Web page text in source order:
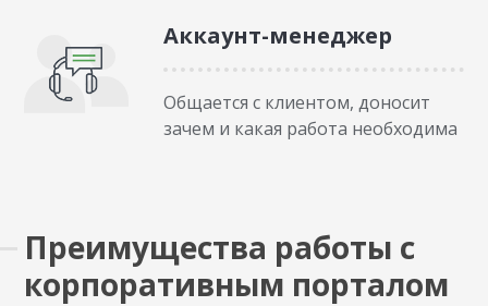
Аккаунт-менеджер
Общается с клиентом, доносит
зачем и какая работа необходима
Преимущества работы с
корпоративным порталом